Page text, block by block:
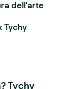
dell'arte
Tychy
Tychy